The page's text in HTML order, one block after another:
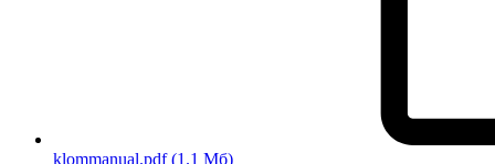
klommanual.pdf(1.1 Мб)